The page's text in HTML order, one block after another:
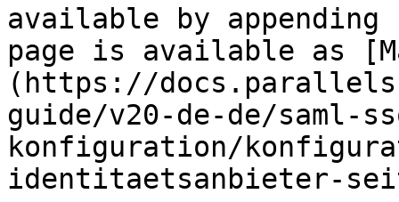
available by
page is available as
(https://
guide/v20-de-de/saml-
konfiguration/
identitaetsanbieter-